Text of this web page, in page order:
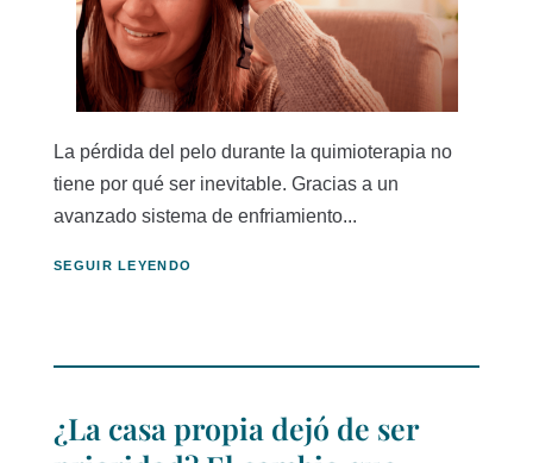
La pérdida del pelo durante la quimioterapia no
tiene por qué ser inevitable. Gracias a un
avanzado sistema de enfriamiento...
SEGUIR LEYENDO
¿La casa propia dejó de ser